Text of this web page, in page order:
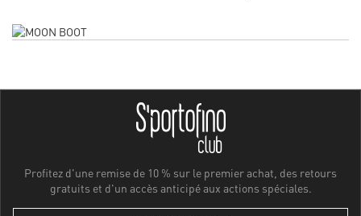
Profitez d'une remise de 10 % sur le premier achat, des retours
gratuits et d'un accès anticipé aux actions spéciales.